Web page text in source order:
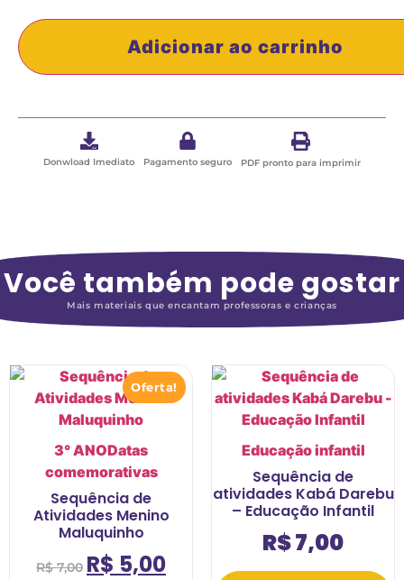
Adicionar ao carrinho
Donwload Imediato Pagamento seguro PDF pronto para imprimir
Você também pode gostar
Mais materiais que encantam professoras e crianças
Oferta!
3° ANODatas
comemorativas
Sequência de
Atividades Menino
Maluquinho
R$7,00 R$ 5,00
Educação infantil
Sequência de
atividades Kabá Darebu
– Educação Infantil
R$7,00